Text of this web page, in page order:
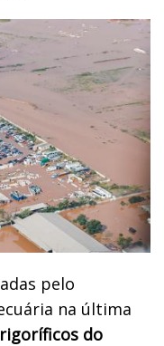
pelo
na última
do